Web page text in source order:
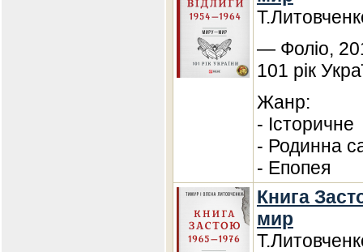
— Фоліо,
101 рік
Жанр:
- Історичне
- Родинна
- Епопея
Книга
мир